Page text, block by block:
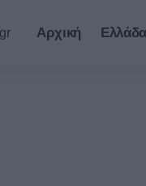
Αρχική Ελλάδα